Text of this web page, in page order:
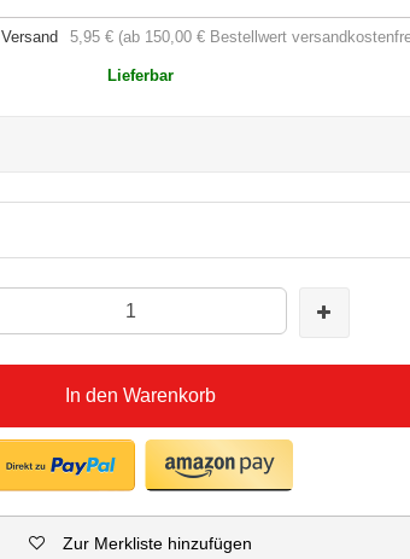
Versand 5,95 € (ab 150,00 € Bestellwert
Lieferbar
In den Warenkorb
Zur Merkliste hinzufügen